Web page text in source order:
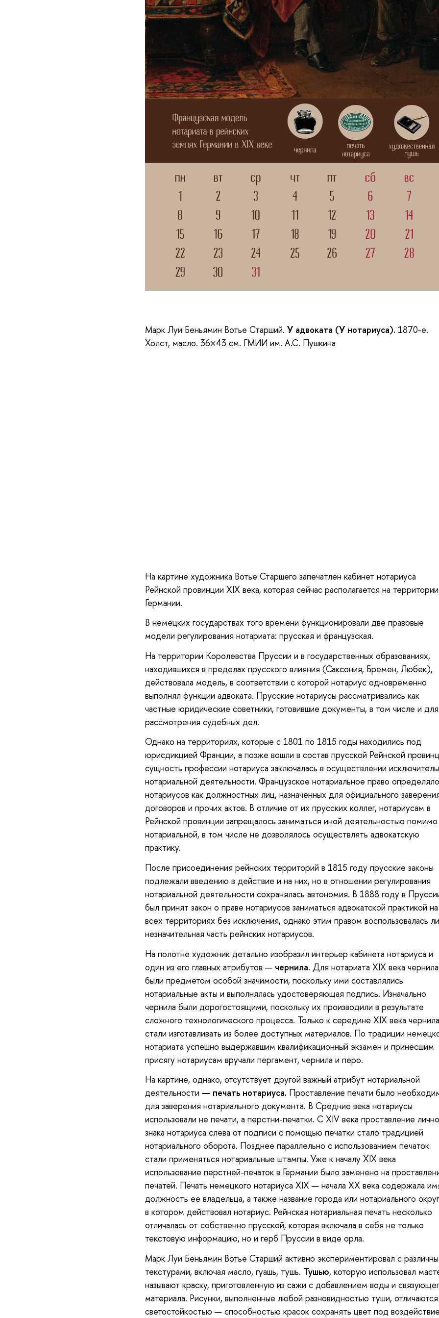
Марк Луи Беньямин Вотье Старший. У адвоката (У нотариуса). 1870-е.
Холст, масло. 36×43 см. ГМИИ им. А.С. Пушкина
На картине художника Вотье Старшего запечатлен кабинет нотариуса
Рейнской провинции XIX века, которая сейчас располагается на территории
Германии.
В немецких государствах того времени функционировали две правовые
модели регулирования нотариата: прусская и французская.
На территории Королевства Пруссии и в государственных образованиях,
находившихся в пределах прусского влияния (Саксония, Бремен, Любек),
действовала модель, в соответствии с которой нотариус одновременно
выполнял функции адвоката. Прусские нотариусы рассматривались как
частные юридические советники, готовившие документы, в том числе и для
рассмотрения судебных дел.
Однако на территориях, которые с 1801 по 1815 годы находились под
юрисдикцией Франции, а позже вошли в состав прусской Рейнской
сущность профессии нотариуса заключалась в осуществлении
нотариальной деятельности. Французское нотариальное право определяло
нотариусов как должностных лиц, назначенных для официального
договоров и прочих актов. В отличие от их прусских коллег, нотариусам в
Рейнской провинции запрещалось заниматься иной деятельностью помимо
нотариальной, в том числе не дозволялось осуществлять адвокатскую
практику.
После присоединения рейнских территорий в 1815 году прусские законы
подлежали введению в действие и на них, но в отношении регулирования
нотариальной деятельности сохранялась автономия. В 1888 году в
был принят закон о праве нотариусов заниматься адвокатской практикой на
всех территориях без исключения, однако этим правом воспользовалась
незначительная часть рейнских нотариусов.
На полотне художник детально изобразил интерьер кабинета нотариуса и
один из его главных атрибутов — чернила. Для нотариата XIX века чернила
были предметом особой значимости, поскольку ими составлялись
нотариальные акты и выполнялась удостоверяющая подпись. Изначально
чернила были дорогостоящими, поскольку их производили в результате
сложного технологического процесса. Только к середине XIX века чернила
стали изготавливать из более доступных материалов. По традиции
нотариата успешно выдержавшим квалификационный экзамен и принесшим
присягу нотариусам вручали пергамент, чернила и перо.
На картине, однако, отсутствует другой важный атрибут нотариальной
деятельности — печать нотариуса. Проставление печати было
для заверения нотариального документа. В Средние века нотариусы
использовали не печати, а перстни-печатки. С XIV века проставление
знака нотариуса слева от подписи с помощью печатки стало традицией
нотариального оборота. Позднее параллельно с использованием печаток
стали применяться нотариальные штампы. Уже к началу XIX века
использование перстней-печаток в Германии было заменено на
печатей. Печать немецкого нотариуса XIX — начала XX века содержала
должность ее владельца, а также название города или нотариального
в котором действовал нотариус. Рейнская нотариальная печать несколько
отличалась от собственно прусской, которая включала в себя не только
текстовую информацию, но и герб Пруссии в виде орла.
Марк Луи Беньямин Вотье Старший активно экспериментировал с
текстурами, включая масло, гуашь, тушь. Тушью, которую использовал
называют краску, приготовленную из сажи с добавлением воды и
материала. Рисунки, выполненные любой разновидностью туши, отличаются
светостойкостью — способностью красок сохранять цвет под